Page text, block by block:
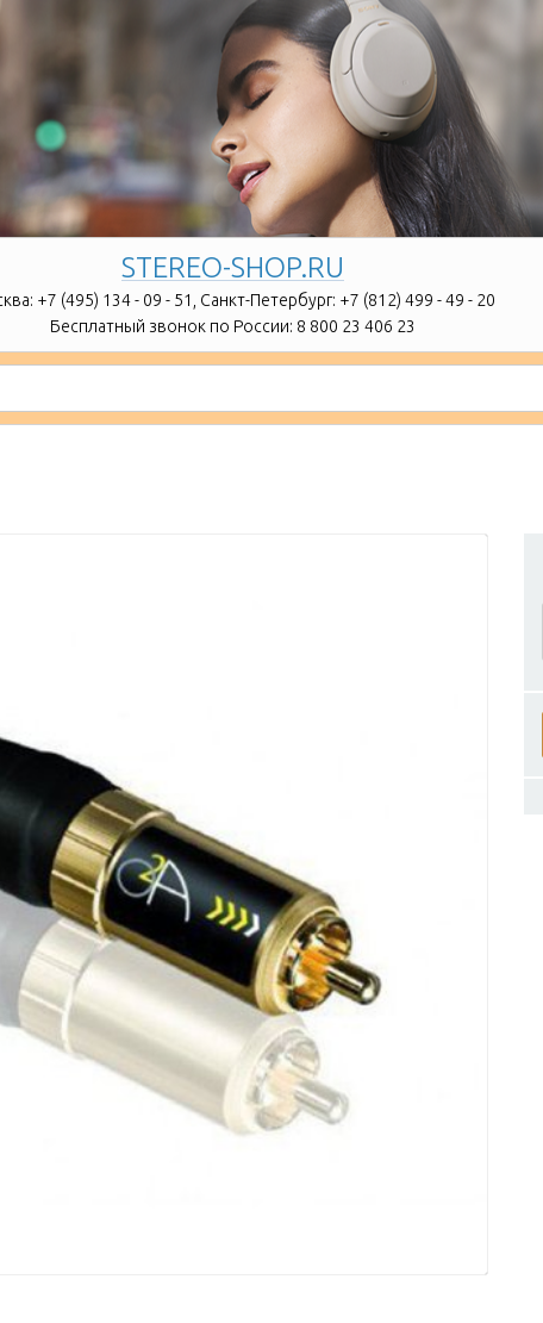
STEREO-SHOP.RU
+7 (495) 134 - 09 - 51, Санкт-Петербург: +7 (812) 499 - 49 - 20
Бесплатный звонок по России: 8 800 23 406 23